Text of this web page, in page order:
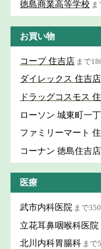
徳島商業高等学校 ま
お買い物
コープ 住吉店 まで
ダイレックス 住吉店
ドラッグコスモス
ローソン 城東町一
ファミリーマート
コーナン 徳島住吉店
医療
武市内科医院 まで
立花耳鼻咽喉科医院
北川内科胃腸科 まで